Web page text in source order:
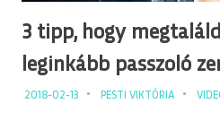
3 tipp, hogy
leginkább passzoló
2018-02-13 PESTI VIKTÓRIA